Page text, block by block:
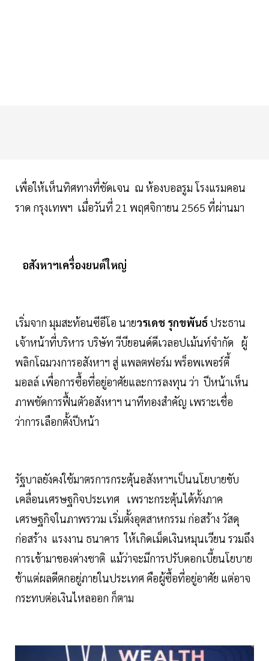
เพื่อให้เห็นทิศทางที่ชัดเจน ณ ห้องบอลรูม โรงแรมคอน
ราด กรุงเทพฯ เมื่อวันที่ 21 พฤศจิกายน 2565 ที่ผ่านมา
อสังหาฯเครื่องยนต์ใหญ่
เริ่มจาก มุมสะท้อนซีอีโอ นายวรเดช รุกขพันธ์ประธาน
เจ้าหน้าที่บริหาร บริษัท วีบียอนด์ดีเวลอปเม้นท์จำกัด ผู้
พลิกโฉมวงการอสังหาฯ สู่ แพลตฟอร์ม พร็อพเพอร์ตี้
มอลล์ เพื่อการซื้อที่อยู่อาศัยและการลงทุน ว่า ปีหน้าเห็น
ภาพชัดการฟื้นตัวอสังหาฯ นาทีทองสำคัญ เพราะเชื่อ
ว่าการเลือกตั้งปีหน้า
รัฐบาลยังคงใช้มาตรการกระตุ้นอสังหาฯเป็นนโยบายขับ
เคลื่อนเศรษฐกิจประเทศ เพราะกระตุ้นได้ทั้งภาค
เศรษฐกิจในภาพรววม เริ่มตั้งอุตสาหกรรม ก่อสร้าง วัสดุ
ก่อสร้าง แรงงาน ธนาคาร ให้เกิดเม็ดเงินหมุนเวียน รวมถึง
การเข้ามาของต่างชาติ แม้ว่าจะมีการปรับดอกเบี้ยนโยบาย
ช้าแต่ผลดีตกอยู่ภายในประเทศ คือผู้ซื้อที่อยู่อาศัย แต่อาจ
กระทบต่อเงินไหลออก ก็ตาม